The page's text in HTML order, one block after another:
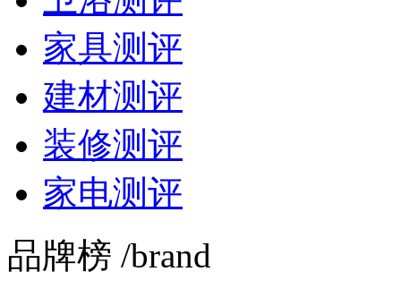
家具测评
建材测评
装修测评
家电测评
品牌榜 /brand